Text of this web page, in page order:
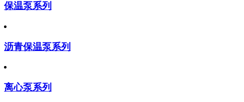
保温泵系列
沥青保温泵系列
离心泵系列